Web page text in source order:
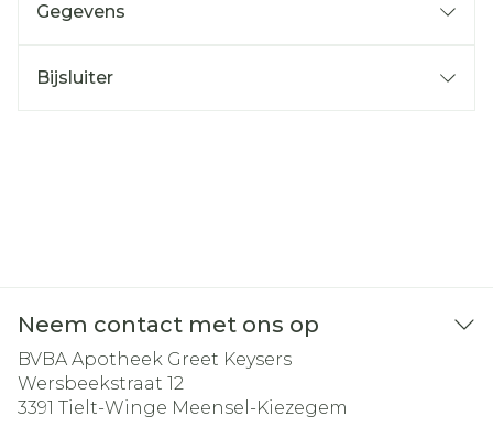
Gegevens
Bijsluiter
Neem contact met ons op
BVBA Apotheek Greet Keysers
Wersbeekstraat 12
3391 Tielt-Winge Meensel-Kiezegem